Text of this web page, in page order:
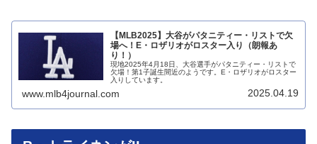
【MLB2025】大谷がパタニティー・リストで欠
場へ！E・ロザリオがロスター入り（朗報あ
り！）
現地2025年4月18日、大谷選手がパタニティー・リストで
欠場！第1子誕生間近のようです。E・ロザリオがロスター
入りしています。
www.mlb4journal.com 2025.04.19